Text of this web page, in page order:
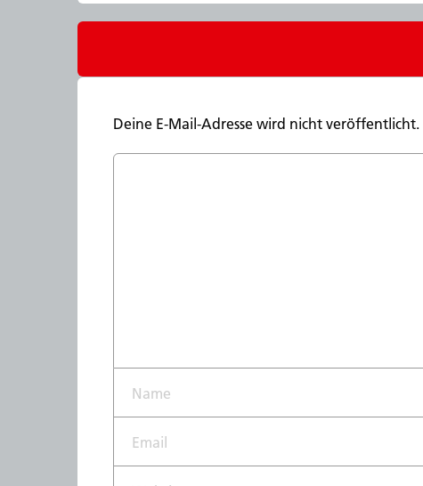
Deine E-Mail-Adresse wird nicht veröffentlicht.